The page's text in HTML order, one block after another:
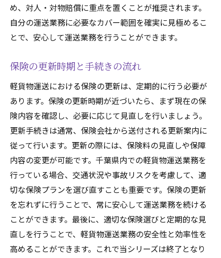
め、対人・対物賠償に重点を置くことが推奨されます。
自分の運送業務に必要なカバー範囲を確実に見極めるこ
とで、安心して運送業務を行うことができます。
保険の更新時期と手続きの流れ
軽貨物運送における保険の更新は、定期的に行う必要が
あります。保険の更新時期が近づいたら、まず現在の保
険内容を確認し、必要に応じて見直しを行いましょう。
更新手続きは通常、保険会社から送付される更新案内に
従って行います。更新の際には、保険料の見直しや保障
内容の変更が可能です。千葉県内での軽貨物運送業務を
行っている場合、交通状況や事故リスクを考慮して、適
切な保険プランを選び直すことも重要です。保険の更新
を忘れずに行うことで、常に安心して運送業務を続ける
ことができます。最後に、適切な保険選びと定期的な見
直しを行うことで、軽貨物運送業務の安全性と効率性を
高めることができます。これで当シリーズは終了となり